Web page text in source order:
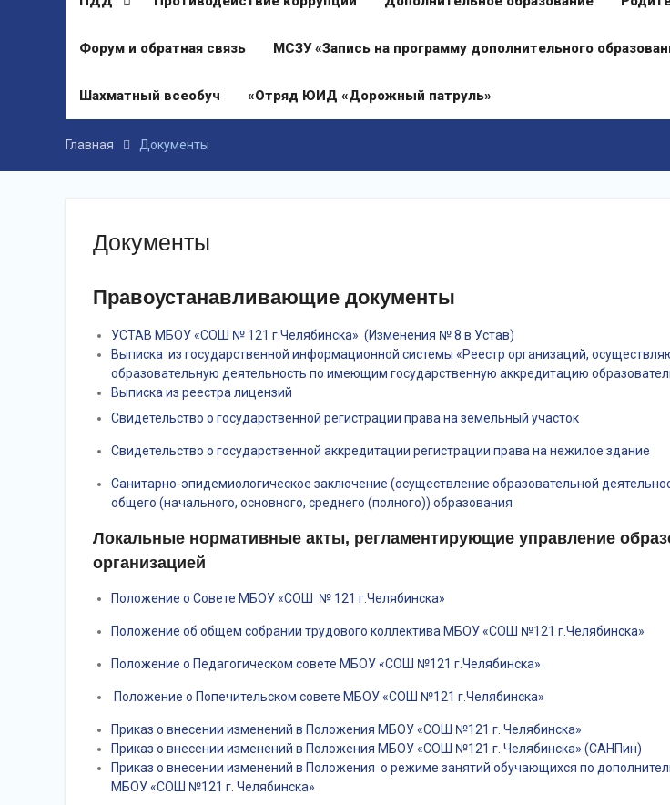
Форум и обратная связь МСЗУ «Запись на программу дополнительного
Шахматный всеобуч «Отряд ЮИД «Дорожный патруль»
Главная Документы
Документы
Правоустанавливающие документы
УСТАВ МБОУ «СОШ № 121 г.Челябинска» (Изменения № 8 в Устав)
Выписка из государственной информационной системы «Реестр организаций,
образовательную деятельность по имеющим государственную аккредитацию
Выписка из реестра лицензий
Свидетельство о государственной регистрации права на земельный участок
Свидетельство о государственной аккредитации регистрации права на нежилое здание
Санитарно-эпидемиологическое заключение (осуществление образовательной
общего (начального, основного, среднего (полного)) образования
Локальные нормативные акты, регламентирующие управление
организацией
Положение о Cовете МБОУ «СОШ № 121 г.Челябинска»
Положение об общем собрании трудового коллектива МБОУ «СОШ №121 г.Челябинска»
Положение о Педагогическом совете МБОУ «СОШ №121 г.Челябинска»
Положение о Попечительском совете МБОУ «СОШ №121 г.Челябинска»
Приказ о внесении изменений в Положения МБОУ «СОШ №121 г. Челябинска»
Приказ о внесении изменений в Положения МБОУ «СОШ №121 г. Челябинска» (САНПин)
Приказ о внесении изменений в Положения о режиме занятий обучающихся по
МБОУ «СОШ №121 г. Челябинска»